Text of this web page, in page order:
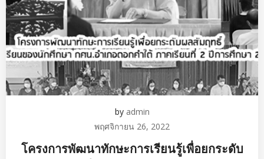
by admin
พฤศจิกายน 26, 2022
โครงการพัฒนาทักษะการเรียนรู้เพื่อยกระดับ